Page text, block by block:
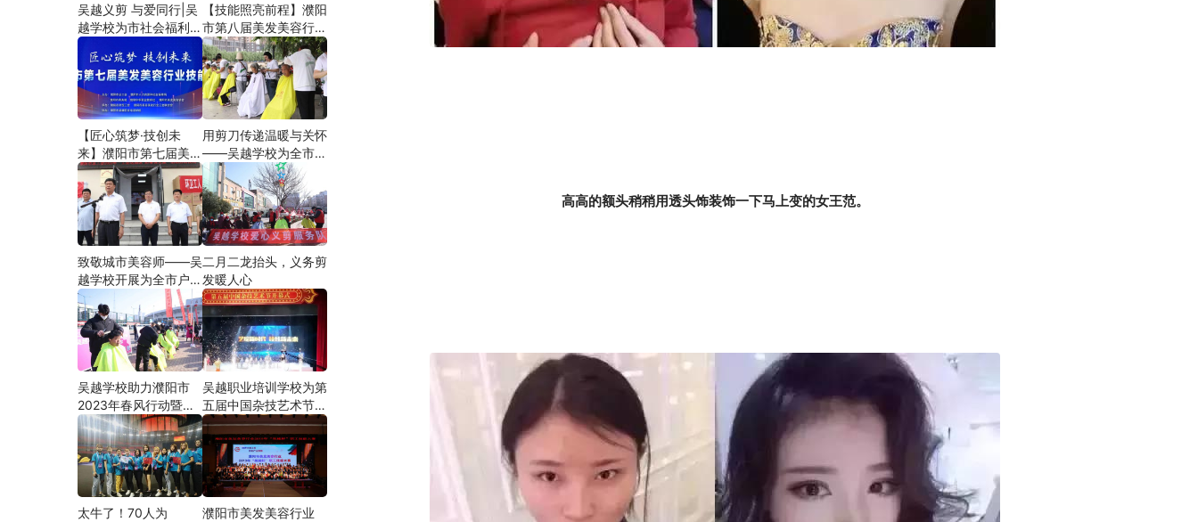
高高的额头稍稍用透头饰装饰一下马上变的女王范。
吴越义剪 与爱同行|吴
越学校为市社会福利院
爱心义剪
【技能照亮前程】濮阳
市第八届美发美容行业
技能大赛圆满闭幕
【匠心筑梦·技创未
来】濮阳市第七届美发
美容行业技能大赛在市
工人文化宫隆重举行
用剪刀传递温暖与关怀
——吴越学校为全市户
外劳动者爱心义剪
致敬城市美容师——吴
越学校开展为全市户外
劳动者爱心义剪活动
二月二龙抬头，义务剪
发暖人心
吴越学校助力濮阳市
2023年春风行动暨就
业援助月”首场新春招
聘会活动
吴越职业培训学校为第
五届中国杂技艺术节加
油添彩
太牛了！70人为
濮阳市美发美容行业